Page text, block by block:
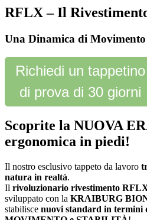
RFLX – Il
Una Dinamica di
Richiedi un tappetino
di prova di 30 giorni
Scoprite la NUOVA
ergonomica in piedi!
Il nostro esclusivo tappeto da lavoro
natura in realtà.
Il rivoluzionario rivestimento
sviluppato con la KRAIBURG
stabilisce nuovi standard in